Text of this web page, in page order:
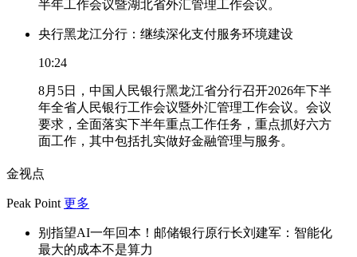
半年工作会议暨湖北省外汇管理工作会议。
央行黑龙江分行：继续深化支付服务环境建设
10:24
8月5日，中国人民银行黑龙江省分行召开2026年下半
年全省人民银行工作会议暨外汇管理工作会议。会议
要求，全面落实下半年重点工作任务，重点抓好六方
面工作，其中包括扎实做好金融管理与服务。
金视点
Peak Point 更多
别指望AI一年回本！邮储银行原行长刘建军：智能化
最大的成本不是算力